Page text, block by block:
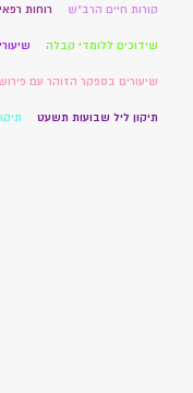
קורות חיים הרב"ש רוחות
שידוכים ללומדי קבלה
שיעורים בספקר הזוהר עם
תיקון ליל שבועות תשעט